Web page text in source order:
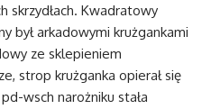
skrzydłach. Kwadratowy
był arkadowymi krużgankami
ze sklepieniem
strop krużganka opierał się
wsch narożniku stała